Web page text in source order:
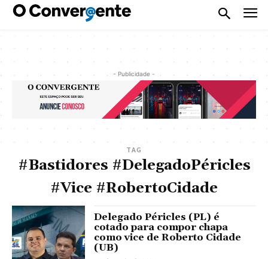
- Publicidade -
TAG
#Bastidores #DelegadoPéricles
#Vice #RobertoCidade
Delegado Péricles (PL) é
cotado para compor chapa
como vice de Roberto Cidade
(UB)